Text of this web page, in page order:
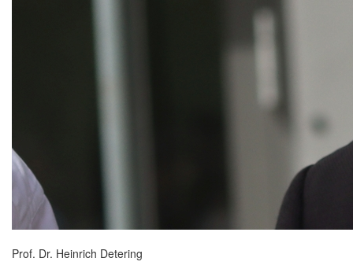
Prof. Dr. Heinrich Detering